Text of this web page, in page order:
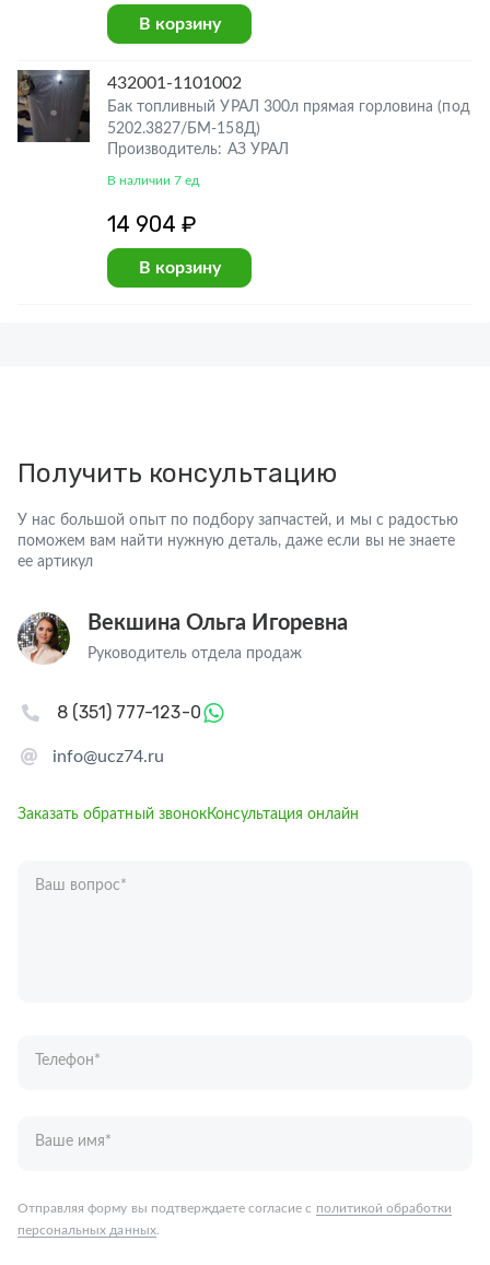
В корзину
432001-1101002
Бак топливный УРАЛ 300л прямая горловина (под
5202.3827/БМ-158Д)
Производитель: АЗ УРАЛ
В наличии 7 ед
14 904 ₽
В корзину
Получить консультацию
У нас большой опыт по подбору запчастей, и мы с радостью
поможем вам найти нужную деталь, даже если вы не знаете
ее артикул
Векшина Ольга Игоревна
Руководитель отдела продаж
info@ucz74.ru
8 (351) 777-123-0
Заказать обратный звонокКонсультация онлайн
Ваш вопрос*
Запчасти для грузовых автомобилей